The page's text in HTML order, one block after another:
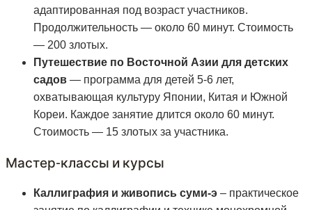
адаптированная под возраст участников.
Продолжительность — около 60 минут. Стоимость
— 200 злотых.
Путешествие по Восточной Азии для детских
садов — программа для детей 5-6 лет,
охватывающая культуру Японии, Китая и Южной
Кореи. Каждое занятие длится около 60 минут.
Стоимость — 15 злотых за участника.
Мастер-классы и курсы
Каллиграфия и живопись суми-э – практическое